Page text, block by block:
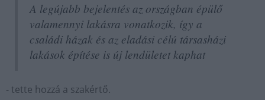
A legújabb bejelentés az országban épülő
valamennyi lakásra vonatkozik, így a
családi házak és az eladási célú társasházi
lakások építése is új lendületet kaphat
- tette hozzá a szakértő.